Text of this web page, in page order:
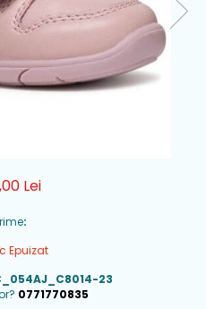
Lei
:
Epuizat
23
0771770835